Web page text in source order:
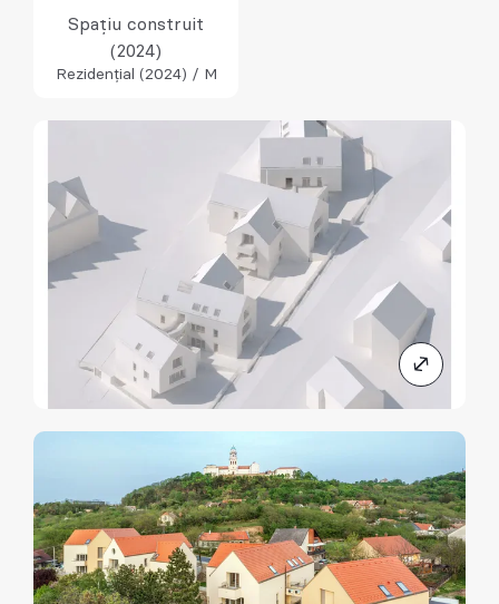
Spațiu construit
(2024)
Rezidențial (2024) / M